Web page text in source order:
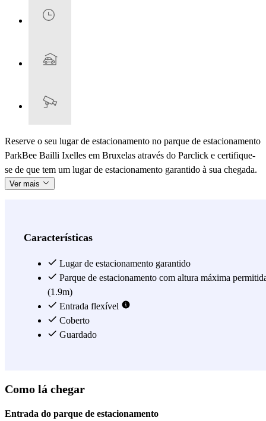
Reserve o seu lugar de estacionamento no parque de estacionamento
ParkBee Bailli Ixelles em Bruxelas através do Parclick e certifique-
se de que tem um lugar de estacionamento garantido à sua chegada.
Ver mais
Características
Lugar de estacionamento garantido
Parque de estacionamento com altura máxima
(1.9m)
Entrada flexível
Coberto
Guardado
Como lá chegar
Entrada do parque de estacionamento